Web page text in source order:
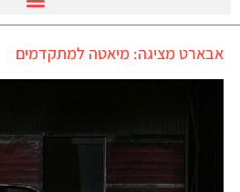
אבארט מציגה: מיאטה למתקדמים